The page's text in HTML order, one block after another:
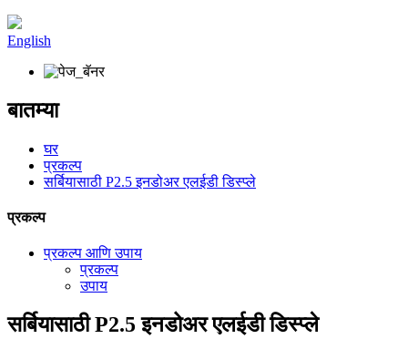
English
बातम्या
घर
प्रकल्प
सर्बियासाठी P2.5 इनडोअर एलईडी डिस्प्ले
प्रकल्प
प्रकल्प आणि उपाय
प्रकल्प
उपाय
सर्बियासाठी P2.5 इनडोअर एलईडी डिस्प्ले